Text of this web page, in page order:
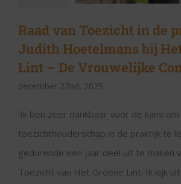
Raad van Toezicht in de
Judith Hoetelmans bij
Lint – De Vrouwelijke
december 22nd, 2025
‘Ik ben zeer dankbaar voor de kans
toezichthouderschap in de praktijk te
gedurende een jaar deel uit te maken
Toezicht van Het Groene Lint. Ik kijk